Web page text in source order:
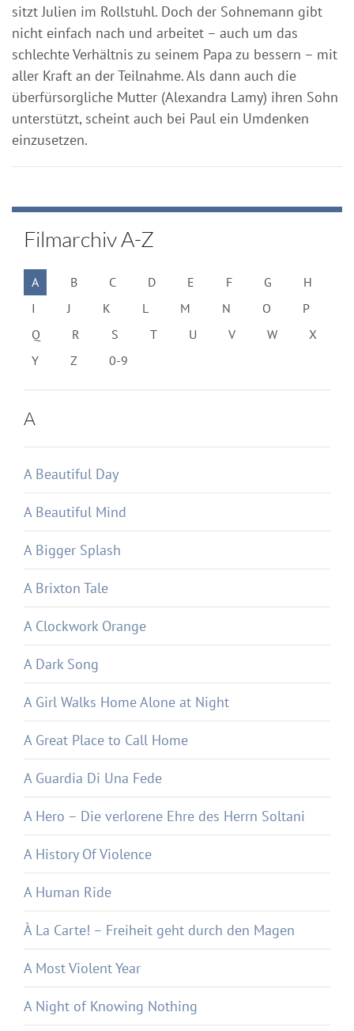
sitzt Julien im Rollstuhl. Doch der Sohnemann gibt
nicht einfach nach und arbeitet – auch um das
schlechte Verhältnis zu seinem Papa zu bessern – mit
aller Kraft an der Teilnahme. Als dann auch die
überfürsorgliche Mutter (Alexandra Lamy) ihren Sohn
unterstützt, scheint auch bei Paul ein Umdenken
einzusetzen.
Filmarchiv A-Z
A B C D E F G
H
I
J K L M N O
P
Q
R S T U V W
X
Y
Z 0-9
A
A Beautiful Day
A Beautiful Mind
A Bigger Splash
A Brixton Tale
A Clockwork Orange
A Dark Song
A Girl Walks Home Alone at Night
A Great Place to Call Home
A Guardia Di Una Fede
A Hero – Die verlorene Ehre des Herrn Soltani
A History Of Violence
A Human Ride
À La Carte! – Freiheit geht durch den Magen
A Most Violent Year
A Night of Knowing Nothing